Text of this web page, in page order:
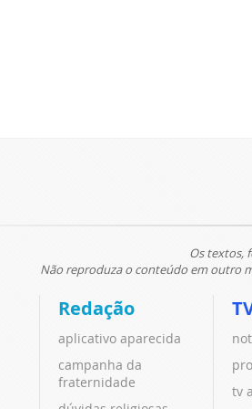
Os textos,
Não reproduza o conteúdo em outro
Redação
aplicativo aparecida
campanha da
fraternidade
tv